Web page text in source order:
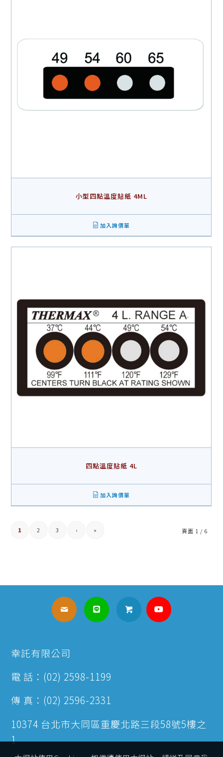
小型四點溫度貼紙 4ML
加入詢價單
四點溫度貼紙 4L
加入詢價單
頁面 1 / 6
1 2 3 › »
幸託有限公司
電 話：(02) 2598-1199
傳 真：(02) 2596-2331
10374 台北市大同區重慶北路三段58號5樓之
1